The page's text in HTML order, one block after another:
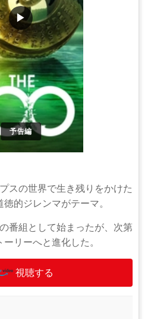
予告編
▶
スの世界で生き残りをかけた
的ジレンマがテーマ。
番組として始まったが、次第
リーへと進化した。
視聴する